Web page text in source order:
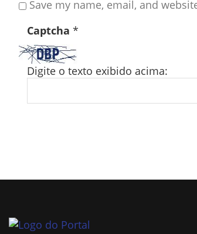
Save my name, email, and
Captcha *
Digite o texto exibido acima: